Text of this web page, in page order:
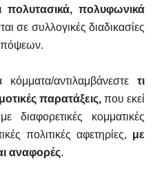
πολυτασικά, πολυφωνικά
σε συλλογικές διαδικασίες
αντιλαμβάνεστε τι
παρατάξεις, που εκεί
διαφορετικές κομματικές
πολιτικές αφετηρίες, με
αναφορές.